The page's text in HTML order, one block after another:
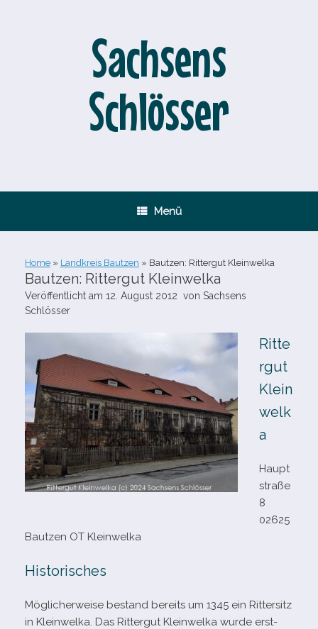
Sachsens
Schlösser
Menü
Home » Landkreis Bautzen » Bautzen: Rittergut Kleinwelka
Bautzen: Rittergut Kleinwelka
Veröffentlicht am 12. August 2012 von Sachsens
Schlösser
Ritte
rgut
Klein
welk
a
Haupt
straße
8
02625
Bautzen OT Kleinwelka
Historisches
Möglicherweise bestand bereits um 1345 ein Rittersitz
in Kleinwelka. Das Rittergut Kleinwelka wurde erst­